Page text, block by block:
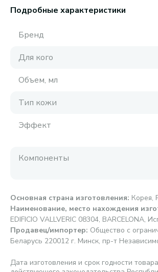
Подробные характеристики
Бренд
Для кого
Объем, мл
Тип кожи
Эффект
Компоненты
Основная страна изготовления: Корея,
Наименование, место нахождения
EDIFICIO VALLVERIC 08304, BARCELONA,
Продавец/импортер: Общество с
Беларусь 220012 г. Минск, пр-т
Дата изготовления и срок годности